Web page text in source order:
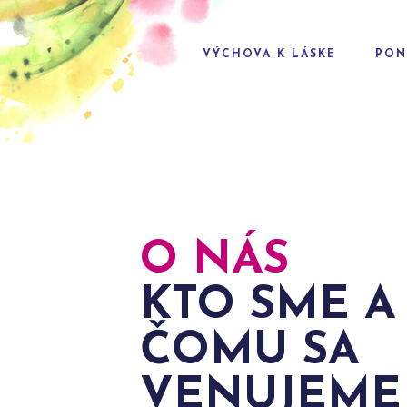
VÝCHOVA K LÁSKE
O NÁS
KTO SME A
ČOMU SA
VENUJEME